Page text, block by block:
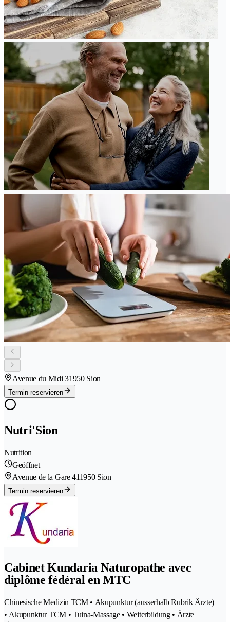
Avenue du Midi 31950 Sion
Termin reservieren
Nutri'Sion
Nutrition
Geöffnet
Avenue de la Gare 411950 Sion
Termin reservieren
Cabinet Kundaria Naturopathe avec
diplôme fédéral en MTC
Chinesische Medizin TCM • Akupunktur (ausserhalb Rubrik Ärzte)
• Akupunktur TCM • Tuina-Massage • Weiterbildung • Ärzte